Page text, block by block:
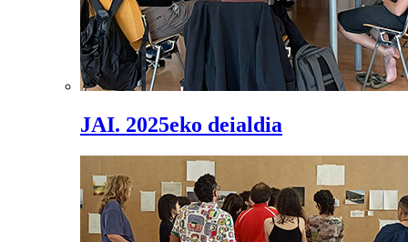
JAI. 2025eko deialdia